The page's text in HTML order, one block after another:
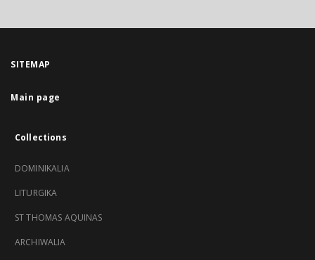
SITEMAP
Main page
Collections
DOMINIKALIA
LITURGIKA
ST THOMAS AQUINAS
ARCHIWALIA